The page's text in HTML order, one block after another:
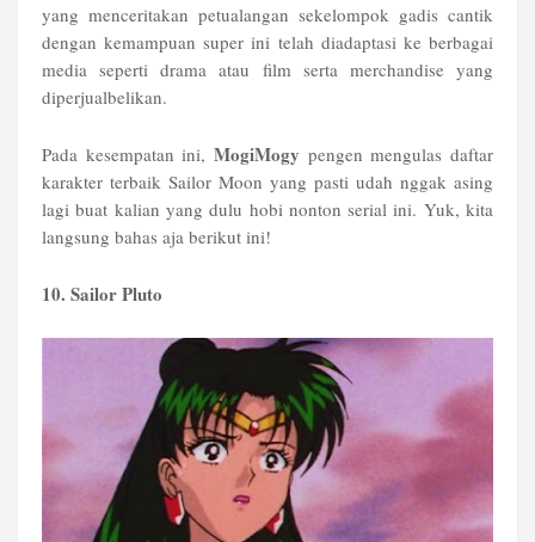
yang menceritakan petualangan sekelompok gadis cantik
dengan kemampuan super ini telah diadaptasi ke berbagai
media seperti drama atau film serta merchandise yang
diperjualbelikan.
Pada kesempatan ini, MogiMogy pengen mengulas daftar
karakter terbaik Sailor Moon yang pasti udah nggak asing
lagi buat kalian yang dulu hobi nonton serial ini. Yuk, kita
langsung bahas aja berikut ini!
10. Sailor Pluto